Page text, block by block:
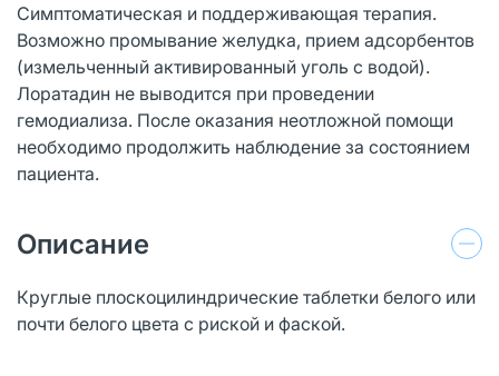
Симптоматическая и поддерживающая терапия.
Возможно промывание желудка, прием адсорбентов
(измельченный активированный уголь с водой).
Лоратадин не выводится при проведении
гемодиализа. После оказания неотложной помощи
необходимо продолжить наблюдение за состоянием
пациента.
Описание
Круглые плоскоцилиндрические таблетки белого или
почти белого цвета с риской и фаской.